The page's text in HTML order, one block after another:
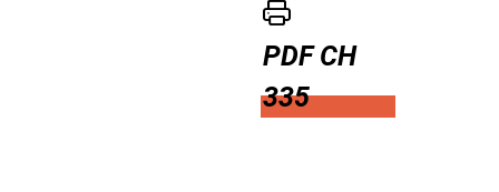
PDF CH
335